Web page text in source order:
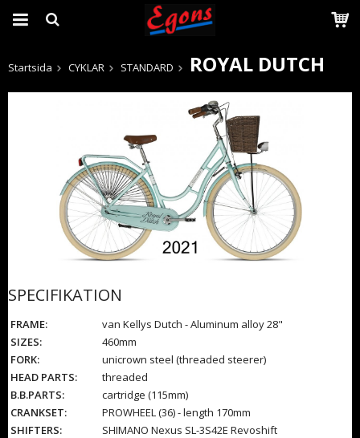
Produkten har blivit tillagd i varukorgen
Startsida CYKLAR STANDARD ROYAL DUTCH
SPECIFIKATION
FRAME:
van Kellys Dutch - Aluminum alloy 28"
SIZES:
460mm
FORK:
unicrown steel (threaded steerer)
HEAD PARTS:
threaded
B.B.PARTS:
cartridge (115mm)
CRANKSET:
PROWHEEL (36) - length 170mm
SHIFTERS:
SHIMANO Nexus SL-3S42E Revoshift